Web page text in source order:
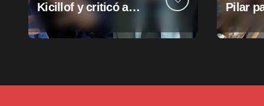
Kicillof y criticó a
Milei
Pilar